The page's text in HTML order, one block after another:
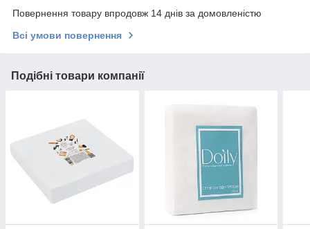
Повернення товару впродовж 14 днів за домовленістю
Всі умови повернення
Подібні товари компанії